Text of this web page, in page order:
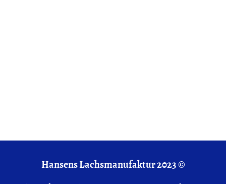
Hansens Lachsmanufaktur 2023 ©